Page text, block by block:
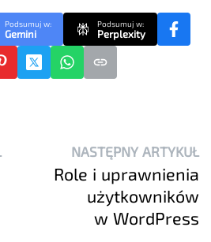
Podsumuj w:
Gemini
Podsumuj w:
Perplexity
NASTĘPNY ARTYKUŁ
Role i uprawnienia
użytkowników
w WordPress